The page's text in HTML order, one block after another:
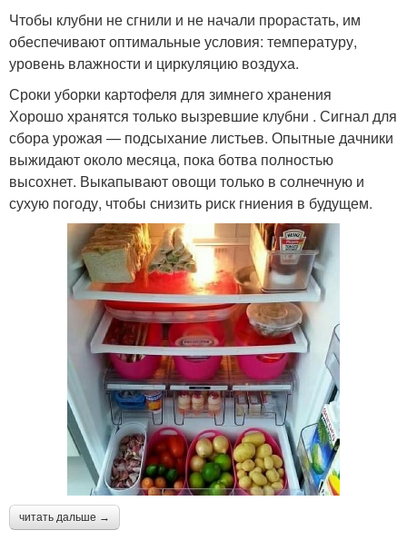
Чтобы клубни не сгнили и не начали прорастать, им
обеспечивают оптимальные условия: температуру,
уровень влажности и циркуляцию воздуха.
Сроки уборки картофеля для зимнего хранения
Хорошо хранятся только вызревшие клубни . Сигнал для
сбора урожая — подсыхание листьев. Опытные дачники
выжидают около месяца, пока ботва полностью
высохнет. Выкапывают овощи только в солнечную и
сухую погоду, чтобы снизить риск гниения в будущем.
читать дальше →